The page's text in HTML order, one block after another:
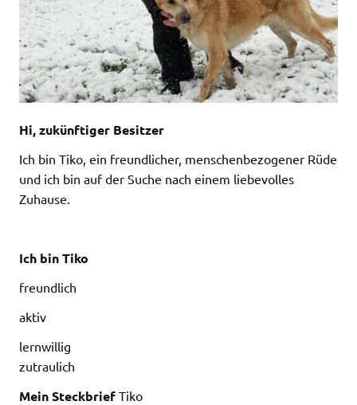
Hi, zukünftiger Besitzer
Ich bin Tiko, ein freundlicher, menschenbezogener Rüde
und ich bin auf der Suche nach einem liebevolles
Zuhause.
Ich bin Tiko
freundlich
aktiv
lernwillig
zutraulich
Mein Steckbrief Tiko